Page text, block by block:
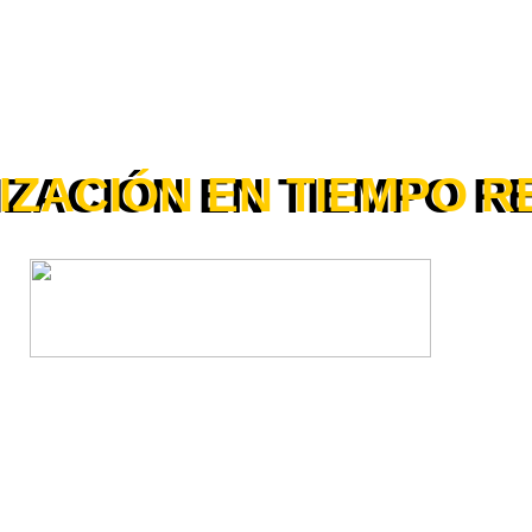
EN TIEMPO
EN TIEMPO